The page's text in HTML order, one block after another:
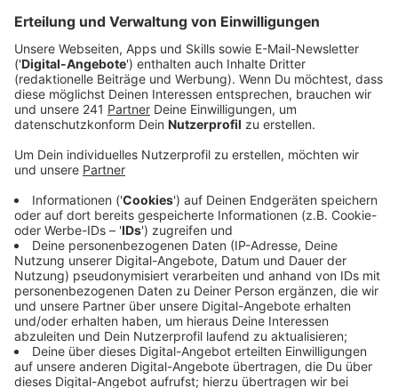
Anzeige
Etwas über die Hälfte der benötigten Wahlhelfer für
den September haben sich schon freiwillig gemeldet.
Trotzdem fehlen noch einige hundert. Dass bei der
vorgezogenen Bundestagswahl organisatorisch alles
glatt gelaufen ist, sei schön, aber keine
Selbstverständlichkeit, sagt uns die Stadt. Das
Wahlamt musste tatkräftig von der Stadtverwaltung
und vielen Freiwilligen unterstützt werden.
Anzeige